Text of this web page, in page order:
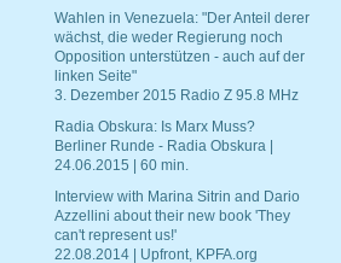
Wahlen in Venezuela: "Der Anteil derer
wächst, die weder Regierung noch
Opposition unterstützen - auch auf der
linken Seite"
3. Dezember 2015 Radio Z 95.8 MHz
Radia Obskura: Is Marx Muss?
Berliner Runde - Radia Obskura |
24.06.2015 | 60 min.
Interview with Marina Sitrin and Dario
Azzellini about their new book 'They
can't represent us!'
22.08.2014 | Upfront, KPFA.org